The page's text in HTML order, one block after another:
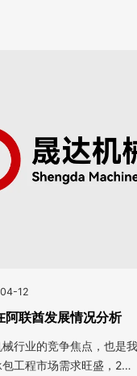
12
阿联酋发展情况分析
行业的竞争焦点，也是
工程市场需求旺盛，2…